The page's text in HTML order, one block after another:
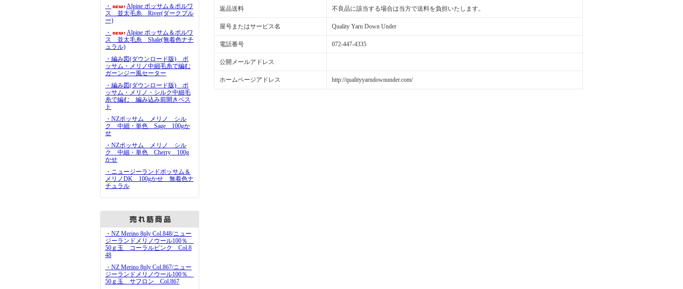
・
Alpine ポッサム＆ポルワ
ス 並太毛糸 River(ダークブル
ー)
・
Alpine ポッサム＆ポルワ
ス 並太毛糸 Shale(無着色ナチ
ュラル)
・編み図(ダウンロード版) ポ
ッサム・メリノ中細毛糸で編む
ガーンジー風セーター
・編み図(ダウンロード版) ポ
ッサム・メリノ・シルク中細毛
糸で編む 編み込み前開きベス
ト
・NZポッサム メリノ シル
ク 中細・単色 Sage 100gか
せ
・NZポッサム メリノ シル
ク 中細・単色 Cherry 100g
かせ
・ニュージーランドポッサム＆
メリノDK 100gかせ 無着色ナ
チュラル
・NZ Merino 8ply Col.848/ニュー
ジーランドメリノウール100％
50ｇ玉 コーラルピンク Col.8
48
・NZ Merino 8ply Col.867/ニュー
ジーランドメリノウール100％
50ｇ玉 サフロン Col.867
返品送料 不良品に該当する場合は当方で送料を負担いたします。
屋号またはサービス名 Quality Yarn Down Under
電話番号 072-447-4335
公開メールアドレス
ホームページアドレス http://qualityyarndownunder.com/